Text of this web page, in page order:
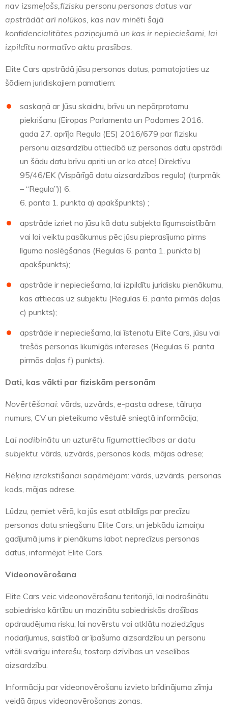
nav izsmeļošs,fizisku personu personas datus var
apstrādāt arī nolūkos, kas nav minēti šajā
konfidencialitātes paziņojumā un kas ir nepieciešami, lai
izpildītu normatīvo aktu prasības.
Elite Cars apstrādā jūsu personas datus, pamatojoties uz
šādiem juridiskajiem pamatiem:
saskaņā ar Jūsu skaidru, brīvu un nepārprotamu
piekrišanu (Eiropas Parlamenta un Padomes 2016.
gada 27. aprīļa Regula (ES) 2016/679 par fizisku
personu aizsardzību attiecībā uz personas datu apstrādi
un šādu datu brīvu apriti un ar ko atceļ Direktīvu
95/46/EK (Vispārīgā datu aizsardzības regula) (turpmāk
– “Regula”)) 6.
6. panta 1. punkta a) apakšpunkts) ;
apstrāde izriet no jūsu kā datu subjekta līgumsaistībām
vai lai veiktu pasākumus pēc jūsu pieprasījuma pirms
līguma noslēgšanas (Regulas 6. panta 1. punkta b)
apakšpunkts);
apstrāde ir nepieciešama, lai izpildītu juridisku pienākumu,
kas attiecas uz subjektu (Regulas 6. panta pirmās daļas
c) punkts);
apstrāde ir nepieciešama, lai īstenotu Elite Cars, jūsu vai
trešās personas likumīgās intereses (Regulas 6. panta
pirmās daļas f) punkts).
Dati, kas vākti par fiziskām personām
Novērtēšanai: vārds, uzvārds, e-pasta adrese, tālruņa
numurs, CV un pieteikuma vēstulē sniegtā informācija;
Lai nodibinātu un uzturētu līgumattiecības ar datu
subjektu: vārds, uzvārds, personas kods, mājas adrese;
Rēķina izrakstīšanai saņēmējam: vārds, uzvārds, personas
kods, mājas adrese.
Lūdzu, ņemiet vērā, ka jūs esat atbildīgs par precīzu
personas datu sniegšanu Elite Cars, un jebkādu izmaiņu
gadījumā jums ir pienākums labot neprecīzus personas
datus, informējot Elite Cars.
Videonovērošana
Elite Cars veic videonovērošanu teritorijā, lai nodrošinātu
sabiedrisko kārtību un mazinātu sabiedriskās drošības
apdraudējuma risku, lai novērstu vai atklātu noziedzīgus
nodarījumus, saistībā ar īpašuma aizsardzību un personu
vitāli svarīgu interešu, tostarp dzīvības un veselības
aizsardzību.
Informāciju par videonovērošanu izvieto brīdinājuma zīmju
veidā ārpus videonovērošanas zonas.